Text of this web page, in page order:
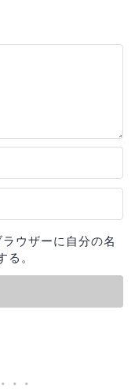
ウザーに自分の名
る。